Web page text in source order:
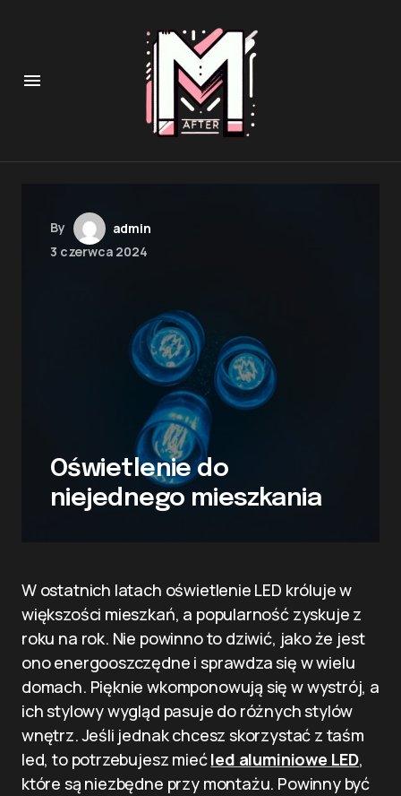
By
admin
3 czerwca 2024
Oświetlenie do
niejednego mieszkania
W ostatnich latach oświetlenie LED króluje w
większości mieszkań, a popularność zyskuje z
roku na rok. Nie powinno to dziwić, jako że jest
ono energooszczędne i sprawdza się w wielu
domach. Pięknie wkomponowują się w wystrój, a
ich stylowy wygląd pasuje do różnych stylów
wnętrz. Jeśli jednak chcesz skorzystać z taśm
led, to potrzebujesz miećled aluminiowe LED,
które są niezbędne przy montażu. Powinny być